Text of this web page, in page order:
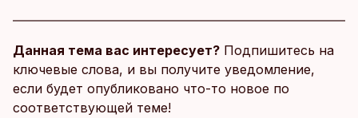
Данная тема вас интересует? Подпишитесь на
ключевые слова, и вы получите уведомление,
если будет опубликовано что-то новое по
соответствующей теме!